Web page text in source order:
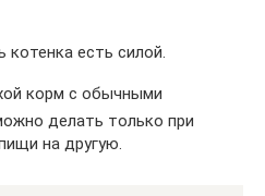
котенка есть силой.
корм с обычными
делать только при
на другую.